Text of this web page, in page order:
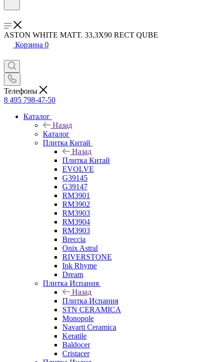
ASTON WHITE MATT. 33,3X90 RECT QUBE
Корзина 0
Телефоны
8 495 798-47-50
Каталог
Назад
Каталог
Плитка Китай
Назад
Плитка Китай
EVOLVE
G39145
G39147
RM3901
RM3902
RM3903
RM3904
RM3903
Breccia
Onix Astral
RIVERSTONE
Ink Rhyme
Dream
Плитка Испания
Назад
Плитка Испания
STN CERAMICA
Monopole
Navarti Ceramica
Keratile
Baldocer
Cristacer